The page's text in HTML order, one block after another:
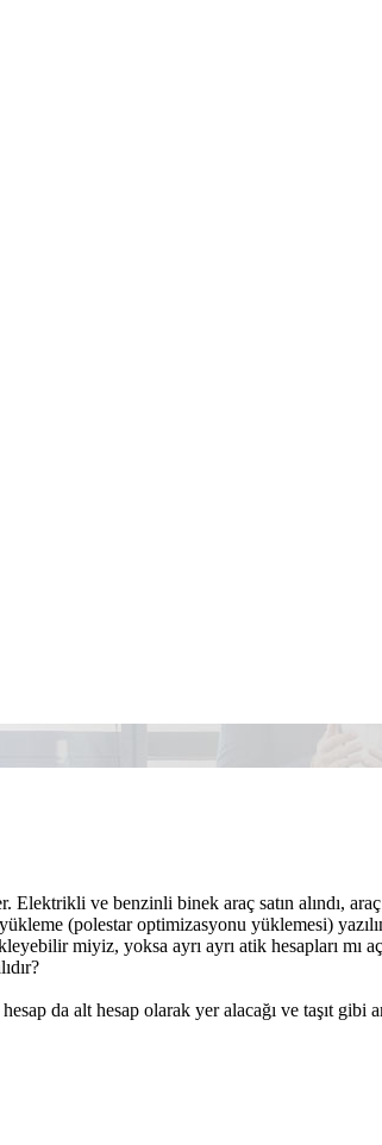
Elektrikli ve benzinli binek araç satın alındı,
(polestar optimizasyonu yüklemesi)
miyiz, yoksa ayrı ayrı atik hesapları mı
da alt hesap olarak yer alacağı ve taşıt gibi